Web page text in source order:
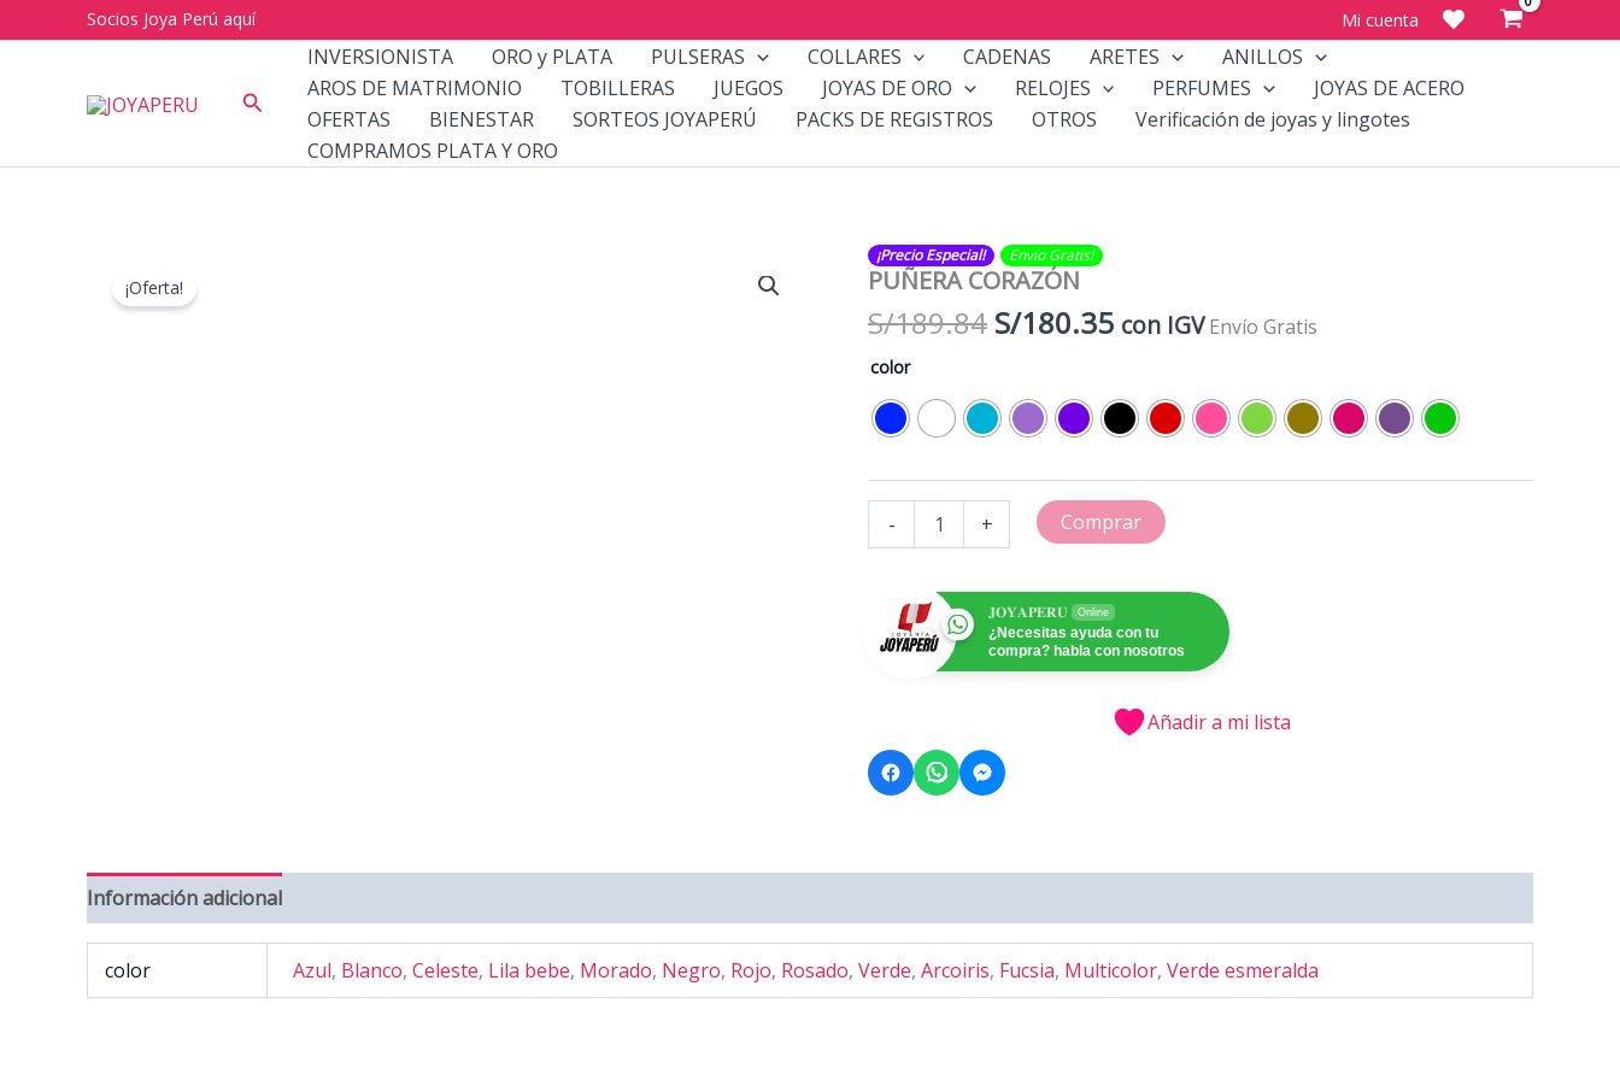
al
Socios Joya Perú aquí Mi cuenta
Buscar
INVERSIONISTA ORO y PLATA PULSERAS COLLARES CADENAS ARETES
ANILLOS
AROS DE MATRIMONIO
TOBILLERAS JUEGOS JOYAS DE ORO RELOJES PERFUMES
JOYAS DE ACERO
OFERTAS
BIENESTAR SORTEOS JOYAPERÚ PACKS DE REGISTROS OTROS
Verificación de joyas y lingotes
COMPRAMOS PLATA Y ORO
¡Oferta!
¡Precio Especial! Envío Gratis​​​!
PUÑERA CORAZÓN
S/189.84 El
era:
S/189.84.
S/180.35El
es:
S/180.35.
con IGV Envío Gratis
color
-
CORAZÓN
+ Comprar
𝐉𝐎𝐘𝐀𝐏𝐄𝐑𝐔 Online
¿Necesitas ayuda con tu
compra? habla con nosotros
Añadir a mi lista
Información adicional
color Azul, Blanco,Celeste, Lila bebe, Morado, Negro, Rojo, Rosado,Verde,Arcoiris, Fucsia, Multicolor,Verde esmeralda